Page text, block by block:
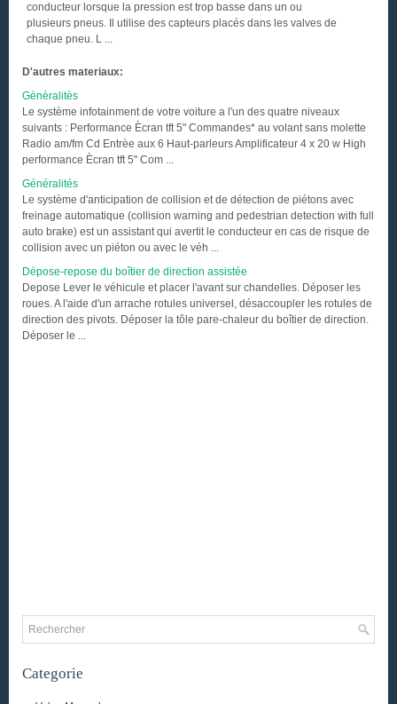
conducteur lorsque la pression est trop basse dans un ou
plusieurs pneus. Il utilise des capteurs placés dans les valves de
chaque pneu. L ...
D'autres materiaux:
Gènèralitès
Le système infotainment de votre voiture a l'un des quatre niveaux
suivants : Performance Ècran tft 5" Commandes* au volant sans molette
Radio am/fm Cd Entrèe aux 6 Haut-parleurs Amplificateur 4 x 20 w High
performance Ècran tft 5" Com ...
Généralités
Le système d'anticipation de collision et de détection de piétons avec
freinage automatique (collision warning and pedestrian detection with full
auto brake) est un assistant qui avertit le conducteur en cas de risque de
collision avec un piéton ou avec le véh ...
Dépose-repose du boîtier de direction assistée
Depose Lever le véhicule et placer l'avant sur chandelles. Déposer les
roues. A l'aide d'un arrache rotules universel, désaccoupler les rotules de
direction des pivots. Déposer la tôle pare-chaleur du boîtier de direction.
Déposer le ...
Categorie